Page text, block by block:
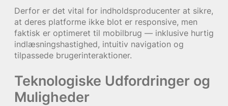
Derfor er det vital for indholdsproducenter at sikre,
at deres platforme ikke blot er responsive, men
faktisk er optimeret til mobilbrug — inklusive hurtig
indlæsningshastighed, intuitiv navigation og
tilpassede brugerinteraktioner.
Teknologiske Udfordringer og
Muligheder